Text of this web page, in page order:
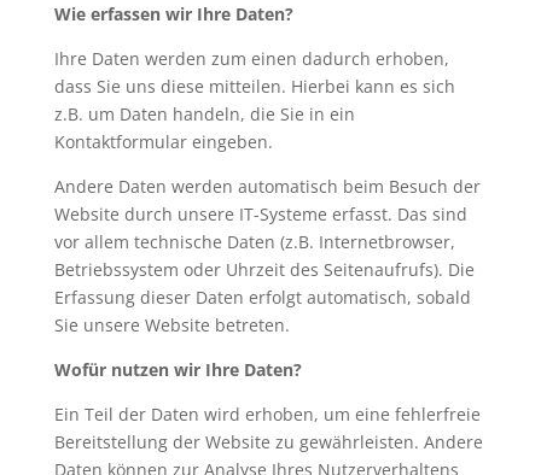
Wie erfassen wir Ihre Daten?
Ihre Daten werden zum einen dadurch erhoben,
dass Sie uns diese mitteilen. Hierbei kann es sich
z.B. um Daten handeln, die Sie in ein
Kontaktformular eingeben.
Andere Daten werden automatisch beim Besuch der
Website durch unsere IT-Systeme erfasst. Das sind
vor allem technische Daten (z.B. Internetbrowser,
Betriebssystem oder Uhrzeit des Seitenaufrufs). Die
Erfassung dieser Daten erfolgt automatisch, sobald
Sie unsere Website betreten.
Wofür nutzen wir Ihre Daten?
Ein Teil der Daten wird erhoben, um eine fehlerfreie
Bereitstellung der Website zu gewährleisten. Andere
Daten können zur Analyse Ihres Nutzerverhaltens